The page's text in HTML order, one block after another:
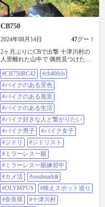
CB750
2024年08月14日 47グー！
2ヶ月ぶりにCBで出撃 十津川村の
人里離れた山中で 偶然見つけた
シャッターを押す シャッター押し
たあとに気づく 奈良県にも出るん
かっ❗.....と😆 📷:OM-D E-10 Mark Ⅲ
📱:Galaxy S22 @61798 #cb750rc42
#cb400sb #バイクのある景色 #バイ
クのある風景 #バイクのある生活 #
バイク好きな人と繋がりたい #バイ
ク男子 #バイク女子 #ジドリ #ジド
リスト #ミラーレス一眼 #ミラーレ
ス一眼練習中 #カメ活 #omdmarkiii
#olympus #映えスポット巡り #奈良
県 #十津川村 #熊出没注意
#CB750RC42
#cb400sb
#バイクのある景色
#バイクのある風景
#バイクのある生活
#バイク好きな人と繋がりたい
#バイク男子
#バイク女子
#ジドリ
#ジドリスト
#ミラーレス一眼
#ミラーレス一眼練習中
#カメ活
#omdmarkⅲ
#OLYMPUS
#映えスポット巡り
#奈良県
#十津川村